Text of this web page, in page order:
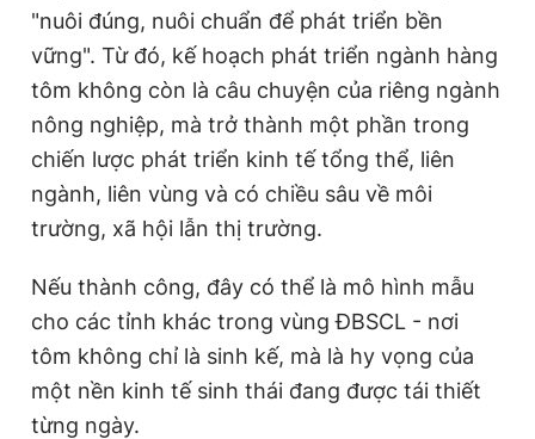
"nuôi đúng, nuôi chuẩn để phát triển bền
vững". Từ đó, kế hoạch phát triển ngành hàng
tôm không còn là câu chuyện của riêng ngành
nông nghiệp, mà trở thành một phần trong
chiến lược phát triển kinh tế tổng thể, liên
ngành, liên vùng và có chiều sâu về môi
trường, xã hội lẫn thị trường.
Nếu thành công, đây có thể là mô hình mẫu
cho các tỉnh khác trong vùng ĐBSCL - nơi
tôm không chỉ là sinh kế, mà là hy vọng của
một nền kinh tế sinh thái đang được tái thiết
từng ngày.